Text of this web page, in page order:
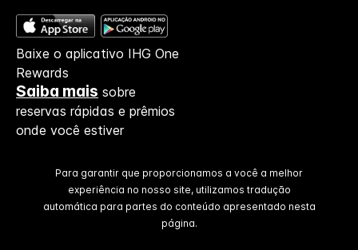
Baixe o aplicativo IHG One
Rewards
Saiba mais sobre
reservas rápidas e prêmios
onde você estiver
Para garantir que proporcionamos a você a melhor
experiência no nosso site, utilizamos tradução
automática para partes do conteúdo apresentado nesta
página.